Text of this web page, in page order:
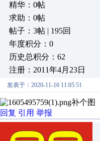
精华：0帖
求助：0帖
帖子：3帖 | 195回
年度积分：0
历史总积分：62
注册：2011年4月23日
发表于：2020-11-16 11:05:51
补个图
回复 引用 举报